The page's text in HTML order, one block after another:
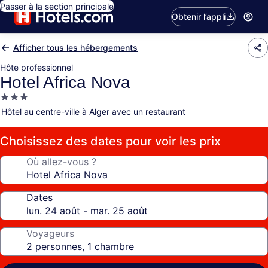
Passer à la section principale
Obtenir l’appli
Afficher tous les hébergements
Hôte professionnel
Hotel Africa Nova
Hébergement
3.0 étoiles
Hôtel au centre-ville à Alger avec un restaurant
Choisissez des dates pour voir les prix
Où allez-vous ?
Dates
Voyageurs